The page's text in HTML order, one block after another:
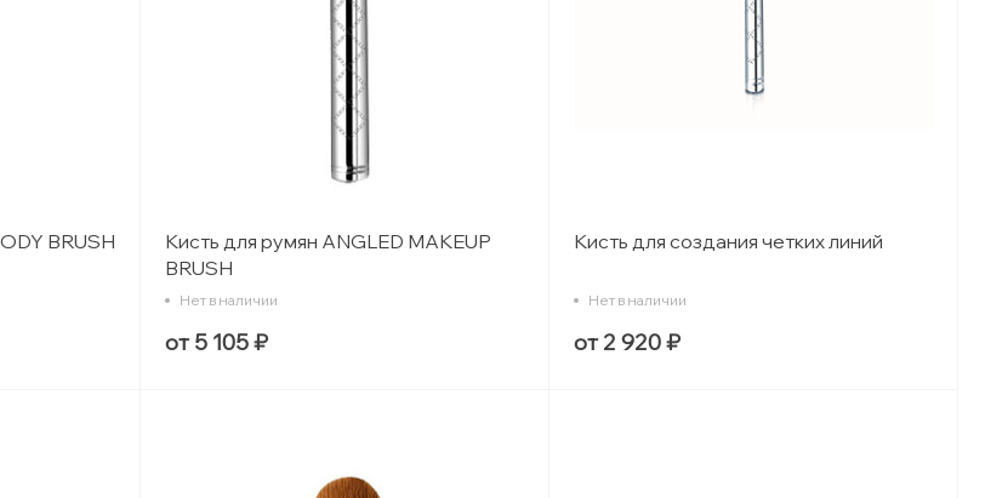
BRUSH
Кисть для румян ANGLED MAKEUP
BRUSH
Нет в наличии
от 5 105 ₽
Кисть для создания четких линий
Нет в наличии
от 2 920 ₽